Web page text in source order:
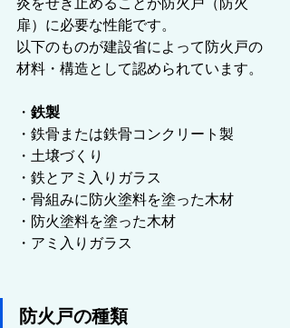
扉）に必要な性能です。
以下のものが建設省によって防火戸の
材料・構造として認められています。
・ 鉄製
・鉄骨または鉄骨コンクリート製
・土壌づくり
・鉄とアミ入りガラス
・骨組みに防火塗料を塗った木材
・防火塗料を塗った木材
・アミ入りガラス
防火戸の種類